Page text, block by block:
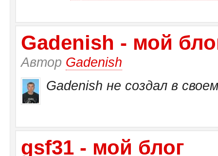
Gadenish - мой
Автор Gadenish
Gadenish не создал в
gsf31 - мой блог